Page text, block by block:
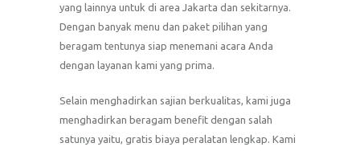
yang lainnya untuk di area Jakarta dan sekitarnya.
Dengan banyak menu dan paket pilihan yang
beragam tentunya siap menemani acara Anda
dengan layanan kami yang prima.
Selain menghadirkan sajian berkualitas, kami juga
menghadirkan beragam benefit dengan salah
satunya yaitu, gratis biaya peralatan lengkap. Kami